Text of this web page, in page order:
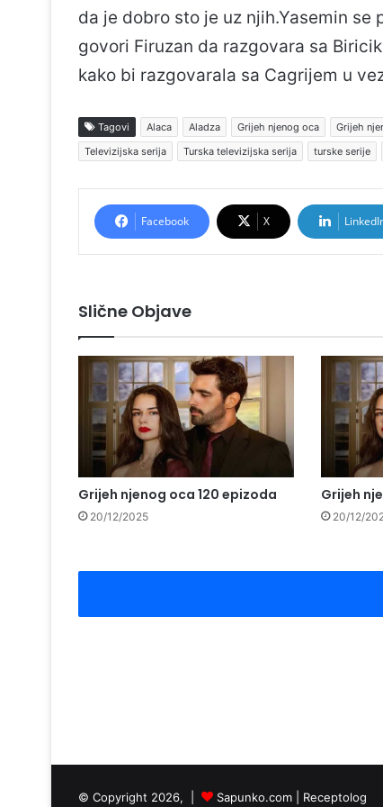
da je dobro sto je uz njih.Yasemin
govori Firuzan da razgovara sa
kako bi razgovarala sa Cagrijem u
Tagovi Alaca Aladza Grijeh njenog oca Grijeh
Televizijska serija
Turska televizijska serija turske serije
Facebook X
Slične Objave
Grijeh njenog oca 120 epizoda
20/12/2025
Grijeh
20/12/
© Copyright 2026, | Sapunko.com Receptolog